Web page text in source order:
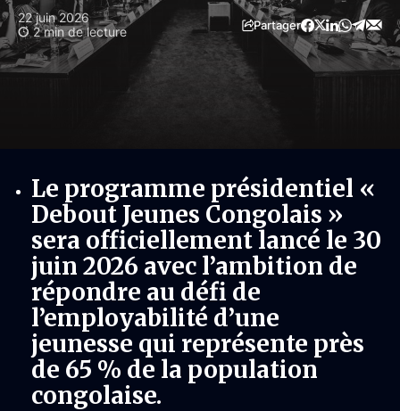
22 juin 2026
2 min de lecture
Partager
Le programme présidentiel «
Debout Jeunes Congolais »
sera officiellement lancé le 30
juin 2026 avec l’ambition de
répondre au défi de
l’employabilité d’une
jeunesse qui représente près
de 65 % de la population
congolaise.